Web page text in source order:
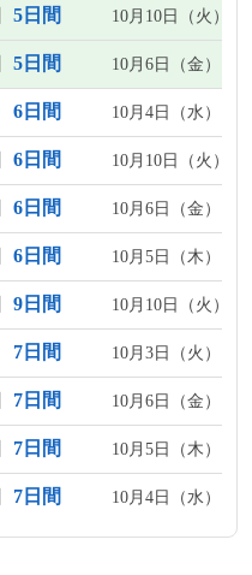
5日間 10月10日（火）、
5日間 10月6日（金）、
6日間 10月4日（水）、
6日間 10月10日（火）
6日間 10月6日（金）、
6日間 10月5日（木）、
9日間 10月10日（火）
7日間 10月3日（火）、
7日間 10月6日（金）、
7日間 10月5日（木）、
7日間 10月4日（水）、